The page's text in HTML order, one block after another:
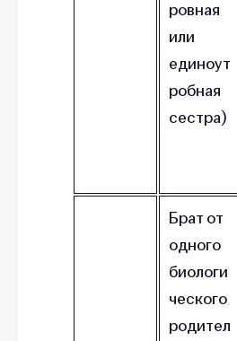
ровная
или
единоут
робная
сестра)
Брат от
одного
биологи
ческого
родител